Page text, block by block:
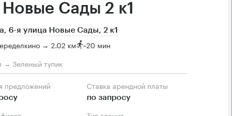
Сады 2 к1
6-я улица Новые Сады, 2 к1
→ 2.02 км ~20 мин
→ Зеленый тупик
предложений Ставка арендной платы
по запросу